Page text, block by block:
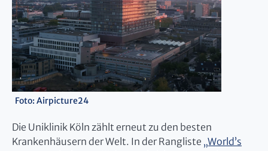
Foto: Airpicture24
Die Uniklinik Köln zählt erneut zu den besten
Krankenhäusern der Welt. In der Rangliste „World’s